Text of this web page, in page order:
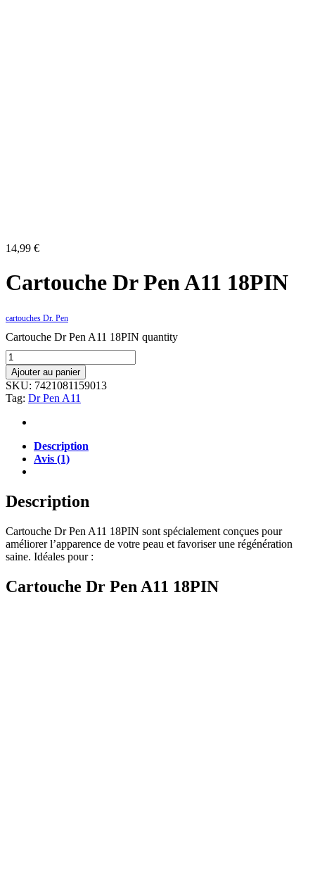
14,99 €
Cartouche Dr Pen A11 18PIN
cartouches Dr. Pen
Cartouche Dr Pen A11 18PIN quantity
Ajouter au panier
SKU: 7421081159013
Tag: Dr Pen A11
Description
Avis (1)
Description
Cartouche Dr Pen A11 18PIN sont spécialement conçues pour
améliorer l’apparence de votre peau et favoriser une régénération
saine. Idéales pour :
Cartouche Dr Pen A11 18PIN